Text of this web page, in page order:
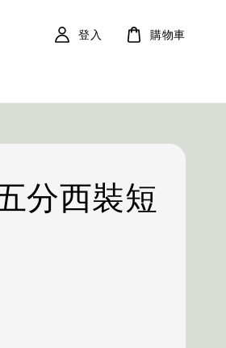
登入 購物車
分西裝短